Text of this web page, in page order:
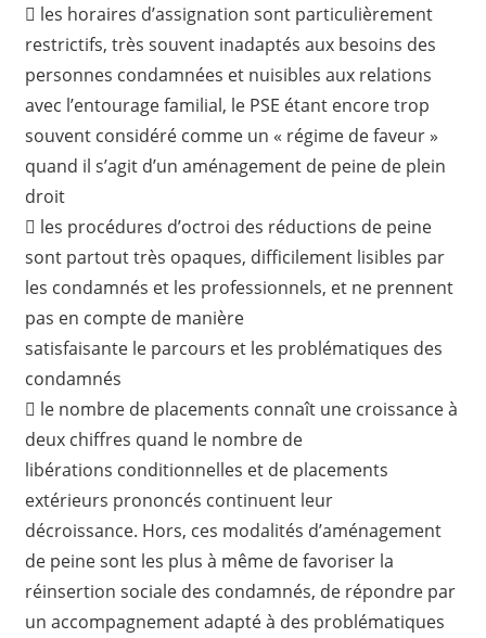
 les horaires d’assignation sont particulièrement
restrictifs, très souvent inadaptés aux besoins des
personnes condamnées et nuisibles aux relations
avec l’entourage familial, le PSE étant encore trop
souvent considéré comme un « régime de faveur »
quand il s’agit d’un aménagement de peine de plein
droit
 les procédures d’octroi des réductions de peine
sont partout très opaques, difficilement lisibles par
les condamnés et les professionnels, et ne prennent
pas en compte de manière
satisfaisante le parcours et les problématiques des
condamnés
 le nombre de placements connaît une croissance à
deux chiffres quand le nombre de
libérations conditionnelles et de placements
extérieurs prononcés continuent leur
décroissance. Hors, ces modalités d’aménagement
de peine sont les plus à même de favoriser la
réinsertion sociale des condamnés, de répondre par
un accompagnement adapté à des problématiques